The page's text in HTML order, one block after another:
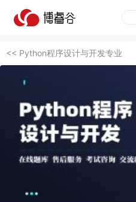
<< Python程序设计与开发专业